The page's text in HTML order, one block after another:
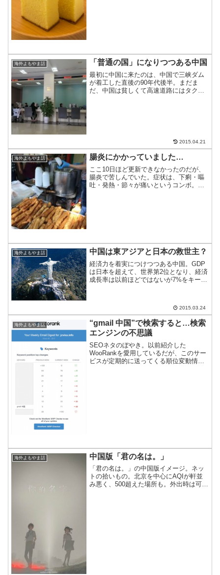
海外よもやま話 「普通の国」になりつつある中国
最初に中国に来たのは、中国で三峡ダム
が着工した直後の90年代後半。まだま
だ、中国は貧しくて高速道路にはタクシ
2015.04.21
海外よもやま話 腸炎にかかっていました…
ここ10日ほど更新できなかったのだが、
腸炎で苦しんでいた。症状は、下痢・嘔
吐・発熱・節々が痛いというコンボ。腸
海外よもやま話 中国は東アジアと日本の救世主？
経済力を着実につけつつある中国。GDP
は日本を超えて、世界第2位となり、経済
成長率は以前ほどではないが7%をキープ
2015.03.24
海外よもやま話
“gmail 中国”で検索すると…検索
エンジンの不思議
SEOネタのぼやき。以前紹介した
WooRankを愛用しているだが、このサー
ビスが定期的に送ってくる順位変動情報
海外よもやま話 中国版「君の名は。」
「君の名は。」の中国版イメージ。ネッ
トの拾いもの。北京を中心にAQIが軒並
み悪く、500超えた場所も。外出時は可能